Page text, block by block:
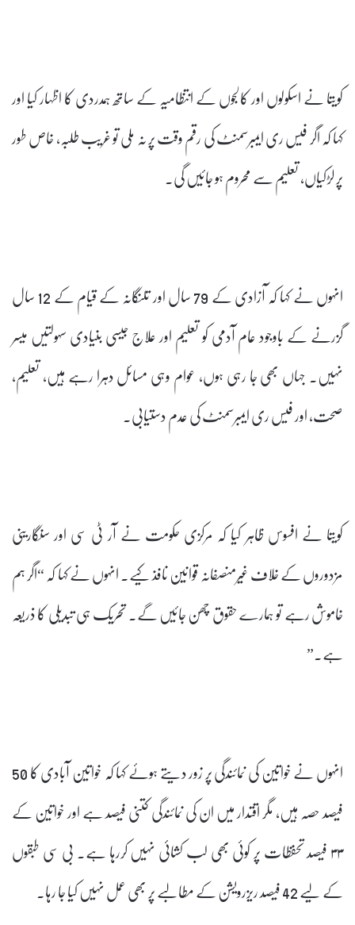
کویتا نے اسکولوں اور کالجوں کے انتظامیہ کے ساتھ ہمدردی کا اظہار کیا اور
کہا کہ اگر فیس ری ایمبرسمنٹ کی رقم وقت پر نہ ملی تو غریب طلبہ، خاص طور
پر لڑکیاں، تعلیم سے محروم ہو جائیں گی۔
انہوں نے کہا کہ آزادی کے 79 سال اور تلنگانہ کے قیام کے 12 سال
گزرنے کے باوجود عام آدمی کو تعلیم اور علاج جیسی بنیادی سہولتیں میسر
نہیں۔ جہاں بھی جا رہی ہوں، عوام وہی مسائل دہرا رہے ہیں، تعلیم،
صحت، اور فیس ری ایمبرسمنٹ کی عدم دستیابی۔
کویتا نے افسوس ظاہر کیا کہ مرکزی حکومت نے آر ٹی سی اور سنگارینی
مزدوروں کے خلاف غیرمنصفانہ قوانین نافذ کیے۔ انہوں نے کہا کہ “اگر ہم
خاموش رہے تو ہمارے حقوق چھن جائیں گے۔ تحریک ہی تبدیلی کا ذریعہ
ہے۔”
انہوں نے خواتین کی نمائندگی پر زور دیتے ہوئے کہا کہ خواتین آبادی کا 50
فیصد حصہ ہیں، مگر اقتدار میں ان کی نمائندگی کتنی فیصد ہے اور خواتین کے
۳۳ فیصد تحفظات پر کوئی بھی لب کشائی نہیں کررہا ہے۔ بی سی طبقوں
کے لیے 42 فیصد ریزرویشن کے مطالبے پر بھی عمل نہیں کیا جا رہا۔